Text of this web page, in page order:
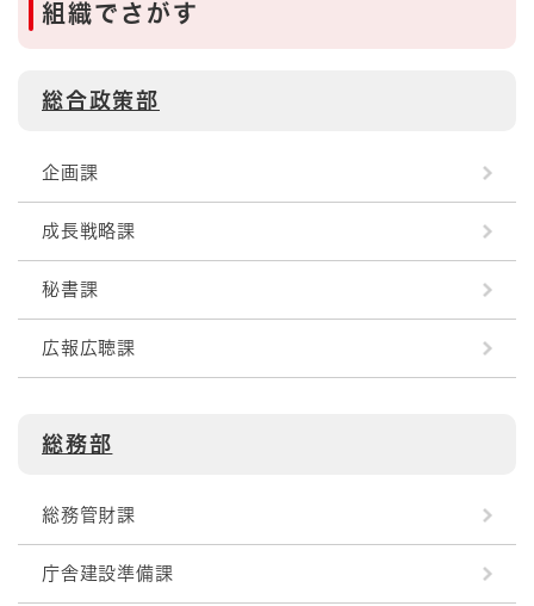
組織でさがす
総合政策部
企画課
成長戦略課
秘書課
広報広聴課
総務部
総務管財課
庁舎建設準備課